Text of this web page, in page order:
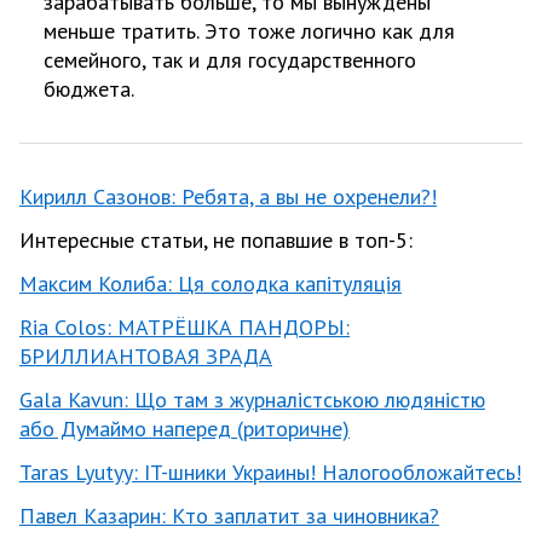
меньше тратить. Это тоже логично как для
семейного, так и для государственного
бюджета.
Кирилл Сазонов: Ребята, а вы не охренели?!
Интересные статьи, не попавшие в топ-5:
Максим Колиба: Ця солодка капітуляція
Ria Colos: МАТРЁШКА ПАНДОРЫ:
БРИЛЛИАНТОВАЯ ЗРАДА
Gala Kavun: Що там з журналістською людяністю
або Думаймо наперед (риторичне)
Taras Lyutyy: IT-шники Украины! Налогообложайтесь!
Павел Казарин: Кто заплатит за чиновника?